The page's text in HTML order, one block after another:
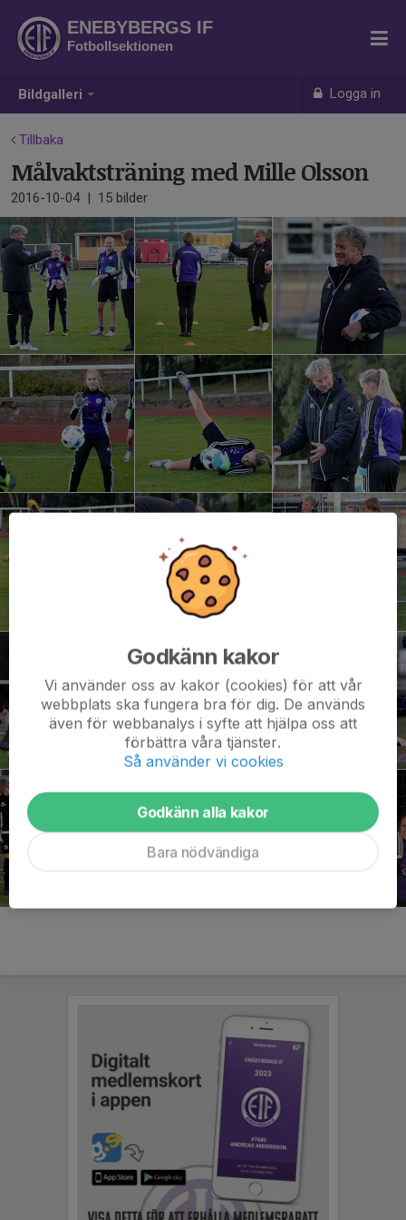
Bildgalleri Logga in
ENEBYBERGS IF
Fotbollsektionen
Tillbaka
Målvaktsträning med Mille Olsson
2016-10-04 | 15 bilder
Godkänn kakor
Vi använder oss av kakor (cookies) för att vår
webbplats ska fungera bra för dig. De används
även för webbanalys i syfte att hjälpa oss att
förbättra våra tjänster.
Så använder vi cookies
Godkänn alla kakor
Bara nödvändiga